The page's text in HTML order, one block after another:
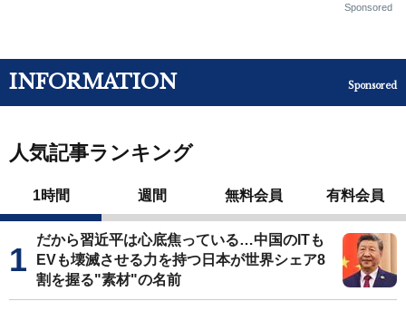
Sponsored
INFORMATION Sponsored
人気記事ランキング
1時間 週間 無料会員 有料会員
だから習近平は心底焦っている…中国のITも
EVも壊滅させる力を持つ日本が世界シェア8
割を握る"素材"の名前